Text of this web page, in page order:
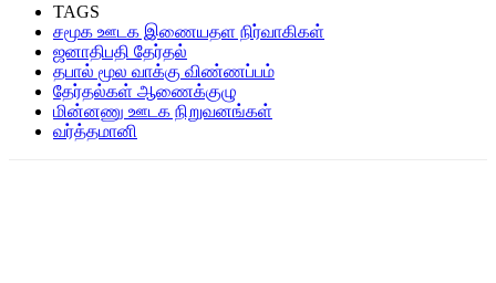
TAGS
சமூக ஊடக இணையதள நிர்வாகிகள்
ஜனாதிபதி தேர்தல்
தபால் மூல வாக்கு விண்ணப்பம்
தேர்தல்கள் ஆணைக்குழு
மின்னணு ஊடக நிறுவனங்கள்
வர்த்தமானி